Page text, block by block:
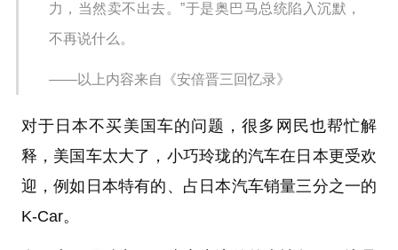
力，当然卖不出去。”于是奥巴马总统陷入沉默，
不再说什么。
——以上内容来自《安倍晋三回忆录》
对于日本不买美国车的问题，很多网民也帮忙解
释，美国车太大了，小巧玲珑的汽车在日本更受欢
迎，例如日本特有的、占日本汽车销量三分之一的
K-Car。